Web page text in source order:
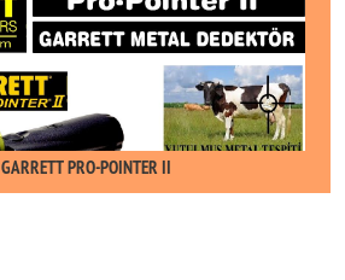
GARRETT PRO-POINTER II